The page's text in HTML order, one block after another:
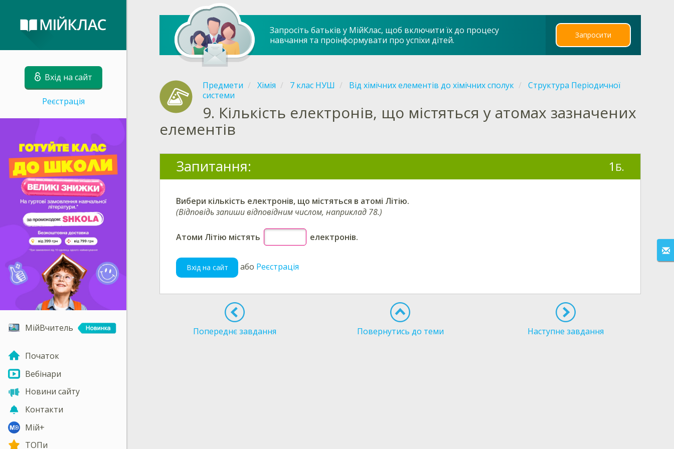
Вхід на сайт
Реєстрація
МійВчитель
Початок
Вебінари
Новини сайту
Контакти
Мій+
ТОПи
Запросіть батьків у МійКлас, щоб включити їх до процесу
навчання та проінформувати про успіхи дітей.
Запросити
Предмети Хімія 7 клас НУШ Від хімічних елементів до хімічних сполук
Структура Періодичної
системи
9. Кількість електронів, що містяться у атомах зазначених
елементів
Запитання: 1 Б.
Вибери кількість електронів, що містяться в атомі Літію.
(Відповідь запиши відповідним числом, наприклад 78.)
Атоми Літію містять електронів.
Вхід на сайт або Реєстрація
Попереднє завдання Повернутись до теми Наступне завдання